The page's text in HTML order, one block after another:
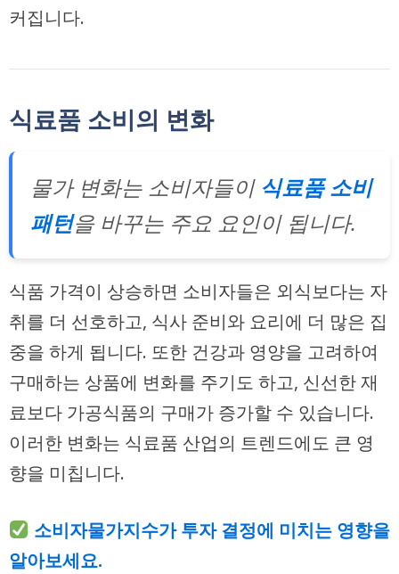
커집니다.
식료품 소비의 변화
물가 변화는 소비자들이 식료품 소비
패턴을 바꾸는 주요 요인이 됩니다.
식품 가격이 상승하면 소비자들은 외식보다는 자
취를 더 선호하고, 식사 준비와 요리에 더 많은 집
중을 하게 됩니다. 또한 건강과 영양을 고려하여
구매하는 상품에 변화를 주기도 하고, 신선한 재
료보다 가공식품의 구매가 증가할 수 있습니다.
이러한 변화는 식료품 산업의 트렌드에도 큰 영
향을 미칩니다.
소비자물가지수가 투자 결정에 미치는 영향을
알아보세요.